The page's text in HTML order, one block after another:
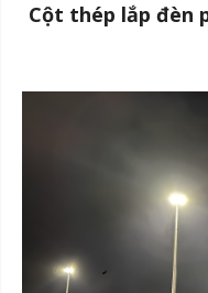
Cột thép lắp đèn